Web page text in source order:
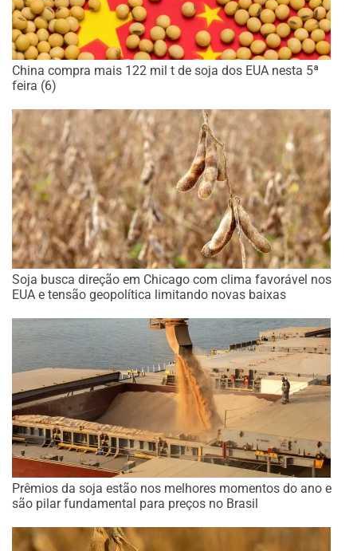
China compra mais 122 mil t de soja dos EUA nesta 5ª
feira (6)
Soja busca direção em Chicago com clima favorável nos
EUA e tensão geopolítica limitando novas baixas
Prêmios da soja estão nos melhores momentos do ano e
são pilar fundamental para preços no Brasil